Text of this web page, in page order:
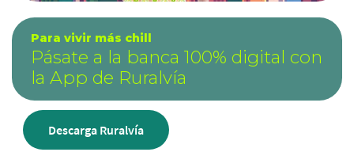
Para vivir más chill
Pásate a la banca 100% digital con
la App de Ruralvía
Descarga Ruralvía